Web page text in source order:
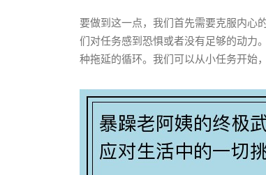
要做到这一点，我们首先需要克服内心
们对任务感到恐惧或者没有足够的动力
种拖延的循环。我们可以从小任务开始